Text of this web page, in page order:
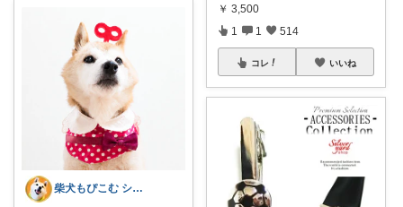
柴犬もぴこむ シニア犬との素敵な暮らし
￥ 3,500
1 1 514
コレ いいね